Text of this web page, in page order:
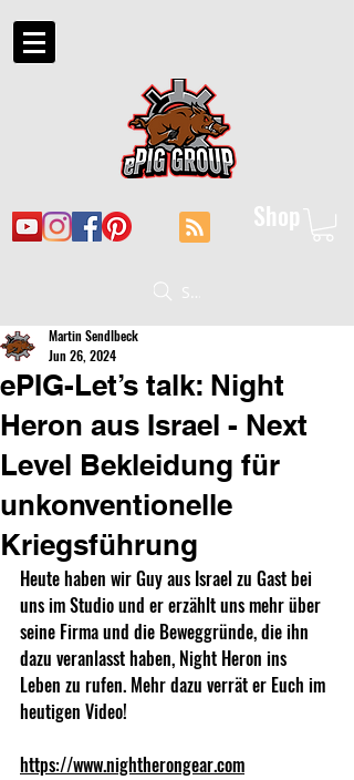
Shop
Suche
ePIG-Let’s talk: Night
Heron aus Israel - Next
Level Bekleidung für
unkonventionelle
Kriegsführung
Martin Sendlbeck
Jun 26, 2024
Heute haben wir Guy aus Israel zu Gast bei
uns im Studio und er erzählt uns mehr über
seine Firma und die Beweggründe, die ihn
dazu veranlasst haben, Night Heron ins
Leben zu rufen. Mehr dazu verrät er Euch im
heutigen Video!
https://www.nightherongear.com